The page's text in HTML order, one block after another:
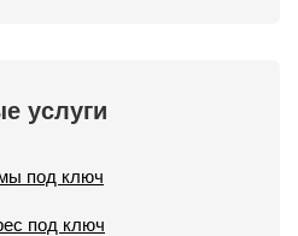
услуги
под ключ
под ключ